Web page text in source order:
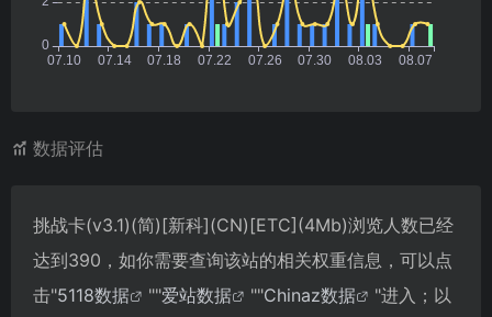
数据评估
挑战卡(v3.1)(简)[新科](CN)[ETC](4Mb)浏览人数已经
达到390，如你需要查询该站的相关权重信息，可以点
击"5118数据 ""爱站数据 ""Chinaz数据
"进入；以